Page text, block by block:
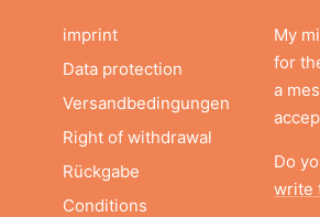
imprint
Data protection
Versandbedingungen
Right of withdrawal
Rückgabe
Conditions
My
for
a
Do
write